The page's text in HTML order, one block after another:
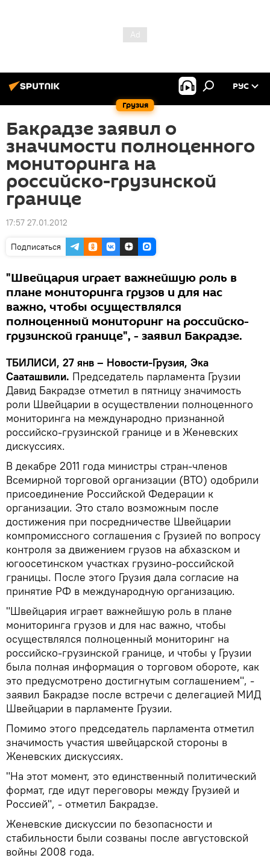
Грузия
РУС
Бакрадзе заявил о
значимости полноценного
мониторинга на
российско-грузинской
границе
17:57 27.01.2012
Подписаться
"Швейцария играет важнейшую роль в
плане мониторинга грузов и для нас
важно, чтобы осуществлялся
полноценный мониторинг на российско-
грузинской границе", - заявил Бакрадзе.
ТБИЛИСИ, 27 янв – Новости-Грузия, Эка
Сааташвили. Председатель парламента Грузии
Давид Бакрадзе отметил в пятницу значимость
роли Швейцарии в осуществлении полноценного
мониторинга на международно признанной
российско-грузинской границе и в Женевских
дискуссиях.
В декабре 2011 года министры стран-членов
Всемирной торговой организации (ВТО) одобрили
присоединение Российской Федерации к
организации. Это стало возможным после
достижения при посредничестве Швейцарии
компромиссного соглашения с Грузией по вопросу
контроля за движением грузов на абхазском и
югоосетинском участках грузино-российской
границы. После этого Грузия дала согласие на
принятие РФ в международную организацию.
"Швейцария играет важнейшую роль в плане
мониторинга грузов и для нас важно, чтобы
осуществлялся полноценный мониторинг на
российско-грузинской границе, и чтобы у Грузии
была полная информация о торговом обороте, как
это предусмотрено достигнутым соглашением", -
заявил Бакрадзе после встречи с делегацией МИД
Швейцарии в парламенте Грузии.
Помимо этого председатель парламента отметил
значимость участия швейцарской стороны в
Женевских дискуссиях.
"На этот момент, это единственный политический
формат, где идут переговоры между Грузией и
Россией", - отметил Бакрадзе.
Женевские дискуссии по безопасности и
стабильности были созваны после августовской
войны 2008 года.